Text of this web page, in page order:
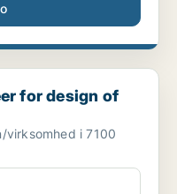
of future gr...
for design of
virksomhed i 7100